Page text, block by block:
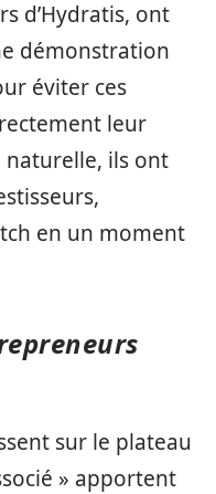
d’Hydratis, ont
démonstration
éviter ces
leur
ils ont
en un moment
sur le plateau
» apportent